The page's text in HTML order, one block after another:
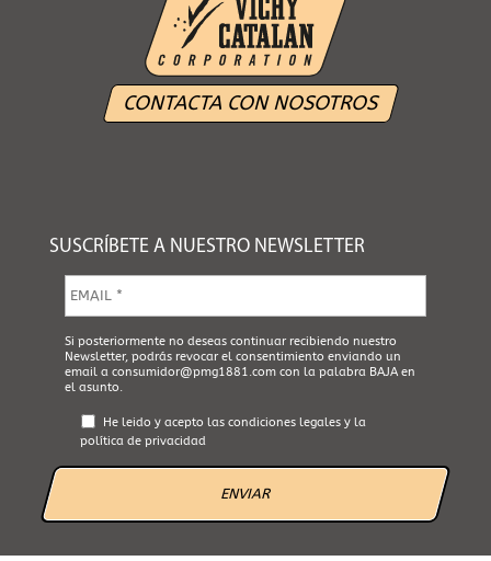
CONTACTA CON NOSOTROS
SUSCRÍBETE A NUESTRO NEWSLETTER
m
a
i
l
*
A
c
e
p
e
l
Si posteriormente no deseas continuar recibiendo nuestro
Newsletter, podrás revocar el consentimiento enviando un
email a consumidor@pmg1881.comcon la palabra BAJA en
el asunto.
He leido y acepto las condiciones legalesy la
política de privacidad